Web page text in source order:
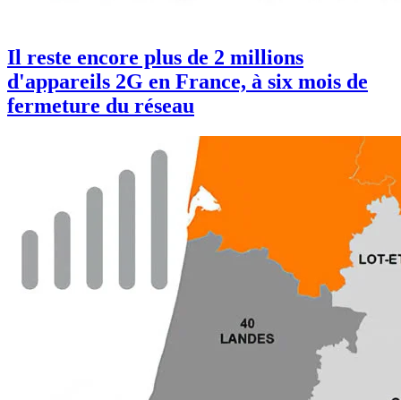
Il reste encore plus de 2 millions
d'appareils 2G en France, à six mois de
fermeture du réseau